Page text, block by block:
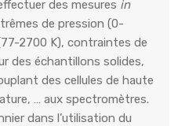
des mesures in
de pression (0-
2700 K), contraintes de
des échantillons solides,
des cellules de haute
… aux spectromètres.
dans l’utilisation du